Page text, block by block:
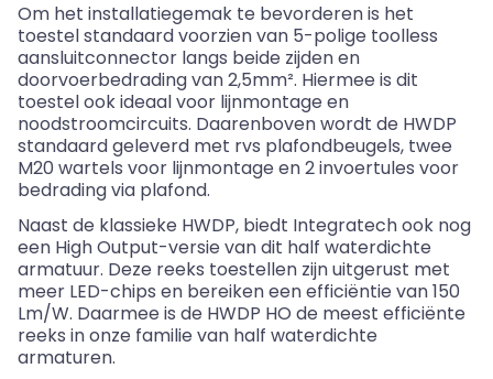
Om het installatiegemak te bevorderen is het
toestel standaard voorzien van 5-polige toolless
aansluitconnector langs beide zijden en
doorvoerbedrading van 2,5mm². Hiermee is dit
toestel ook ideaal voor lijnmontage en
noodstroomcircuits. Daarenboven wordt de HWDP
standaard geleverd met rvs plafondbeugels, twee
M20 wartels voor lijnmontage en 2invoertules voor
bedrading via plafond.
Naast de klassieke HWDP, biedt Integratechook nog
een High Output-versie van dit half waterdichte
armatuur. Deze reeks toestellen zijnuitgerust met
meer LED-chips en bereiken een efficiëntie van 150
Lm/W. Daarmee is de HWDP HO de meest efficiënte
reeks in onze familie van half waterdichte
armaturen.